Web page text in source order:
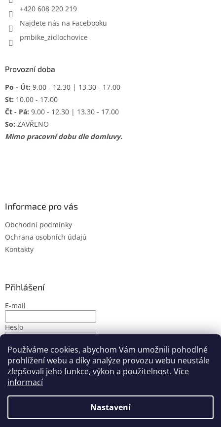
Používáme cookies, abychom Vám umožnili pohodlné
prohlížení webu a díky analýze provozu webu neustále
zlepšovali jeho funkce, výkon a použitelnost. Více
informací
Nastavení
+420 608 220 219
Najdete nás na Facebooku
pmbike_zidlochovice
Provozní doba
Po - Út: 9.00 - 12.30 | 13.30 - 17.00
St: 10.00 - 17.00
Čt - Pá: 9.00 - 12.30 | 13.30 - 17.00
So: ZAVŘENO
Mimo pracovní dobu dle domluvy.
Informace pro vás
Obchodní podmínky
Ochrana osobních údajů
Kontakty
Přihlášení
E-mail
Heslo
PŘIHLÁSIT SE
Nová registraceZapomenuté heslo
Vytvořil Shoptet